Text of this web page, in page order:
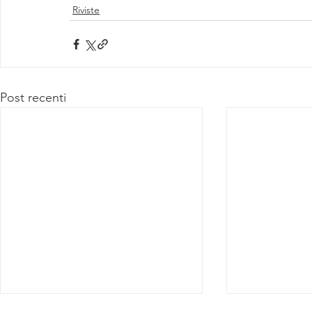
Riviste
Post recenti